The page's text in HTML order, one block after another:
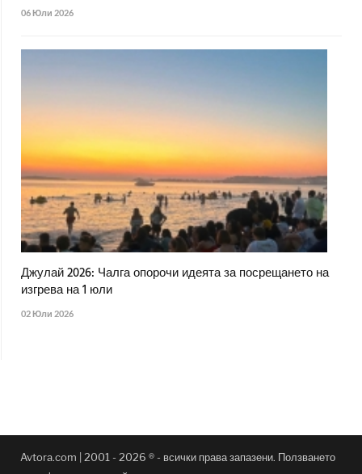
06 Юли 2026
Джулай 2026: Чалга опорочи идеята за посрещането на
изгрева на 1 юли
02 Юли 2026
Avtora.com | 2001 - 2026 ® - всички права запазени. Ползването